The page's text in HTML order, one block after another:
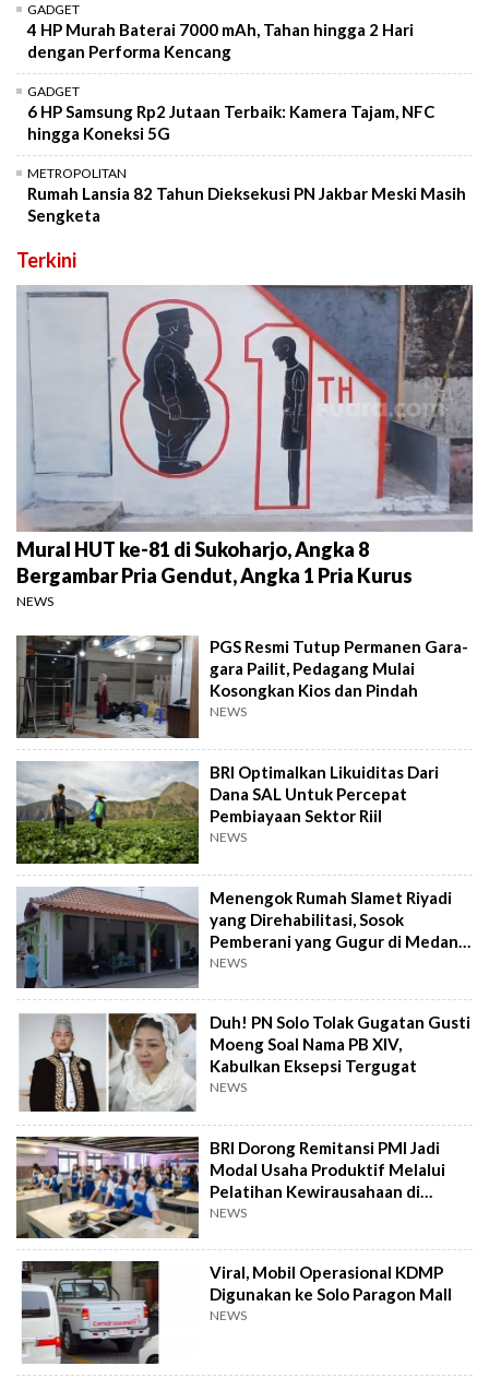
GADGET
4 HP Murah Baterai 7000 mAh, Tahan hingga 2 Hari
dengan Performa Kencang
GADGET
6 HP Samsung Rp2 Jutaan Terbaik: Kamera Tajam, NFC
hingga Koneksi 5G
METROPOLITAN
Rumah Lansia 82 Tahun Dieksekusi PN Jakbar Meski Masih
Sengketa
Terkini
Mural HUT ke-81 di Sukoharjo, Angka 8
Bergambar Pria Gendut, Angka 1 Pria Kurus
NEWS
PGS Resmi Tutup Permanen Gara-
gara Pailit, Pedagang Mulai
Kosongkan Kios dan Pindah
NEWS
BRI Optimalkan Likuiditas Dari
Dana SAL Untuk Percepat
Pembiayaan Sektor Riil
NEWS
Menengok Rumah Slamet Riyadi
yang Direhabilitasi, Sosok
Pemberani yang Gugur di Medan
Perang
NEWS
Duh! PN Solo Tolak Gugatan Gusti
Moeng Soal Nama PB XIV,
Kabulkan Eksepsi Tergugat
NEWS
BRI Dorong Remitansi PMI Jadi
Modal Usaha Produktif Melalui
Pelatihan Kewirausahaan di
Taiwan
NEWS
Viral, Mobil Operasional KDMP
Digunakan ke Solo Paragon Mall
NEWS